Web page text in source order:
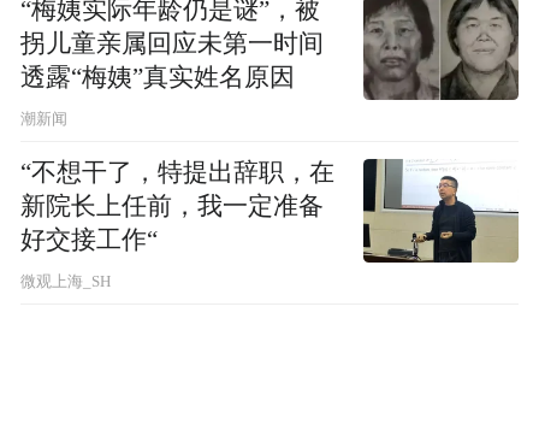
“梅姨实际年龄仍是谜”，被
拐儿童亲属回应未第一时间
透露“梅姨”真实姓名原因
潮新闻
“不想干了，特提出辞职，在
新院长上任前，我一定准备
好交接工作“
微观上海_SH